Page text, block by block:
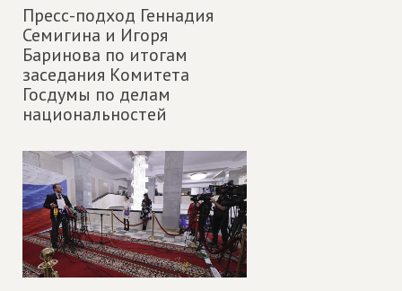
Пресс-подход Геннадия
Семигина и Игоря
Баринова по итогам
заседания Комитета
Госдумы по делам
национальностей